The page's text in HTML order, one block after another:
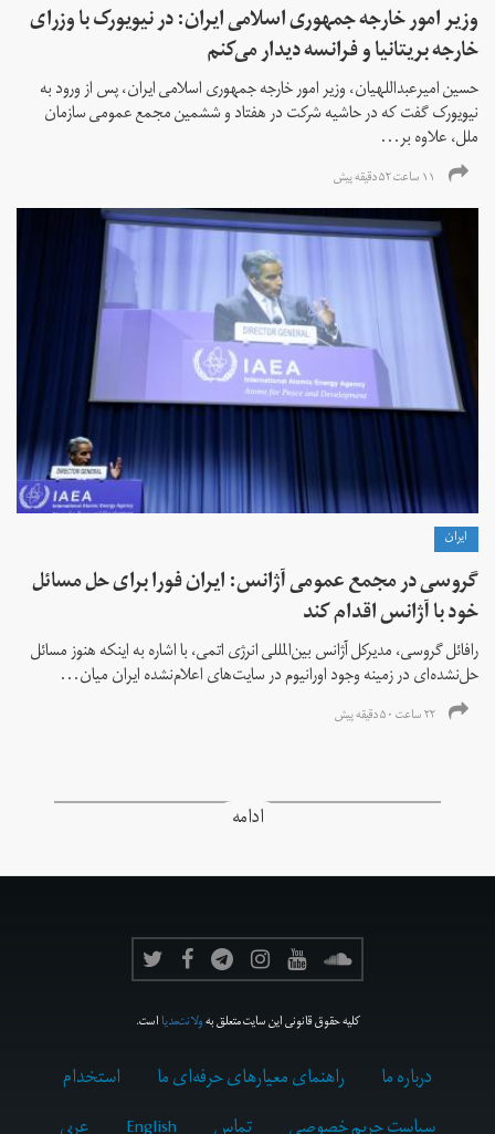
وزیر امور خارجه جمهوری اسلامی ایران: در نیویورک با وزرای
خارجه بریتانیا و فرانسه دیدار می‌کنم
حسین امیرعبداللهیان، وزیر امور خارجه جمهوری اسلامی ایران، پس از ورود به
نیویورک گفت که در حاشیه شرکت در هفتاد و ششمین مجمع عمومی سازمان
ملل، علاوه بر...
۱۱ ساعت ۵۲ دقیقه پیش
ايران
گروسی در مجمع عمومی آژانس: ایران فورا برای حل مسائل
خود با آژانس اقدام کند
رافائل گروسی، مدیرکل آژانس بین‌المللی انرژی اتمی، با اشاره به اینکه هنوز مسائل
حل‌نشده‌ای در زمینه وجود اورانیوم در سایت‌های اعلام‌نشده ایران میان...
۲۲ ساعت ۵۰ دقیقه پیش
ادامه
کلیه حقوق قانونی این سایت متعلق بهولانت‌مدیااست.
درباره ما راهنمای معیارهای حرفه‌ای ما
استخدام